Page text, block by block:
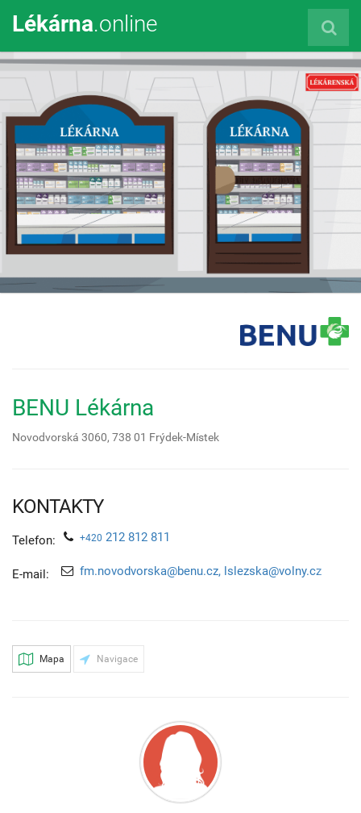
Lékárna.online
BENU Lékárna
Novodvorská 3060, 738 01 Frýdek-Místek
KONTAKTY
Telefon: +420 212 812 811
E-mail: fm.novodvorska@benu.cz, lslezska@volny.cz
Mapa Navigace